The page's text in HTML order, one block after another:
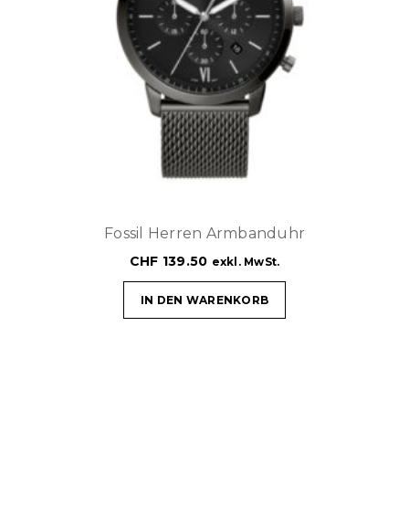
Fossil Herren Armbanduhr
CHF 139.50 exkl. MwSt.
IN DEN WARENKORB